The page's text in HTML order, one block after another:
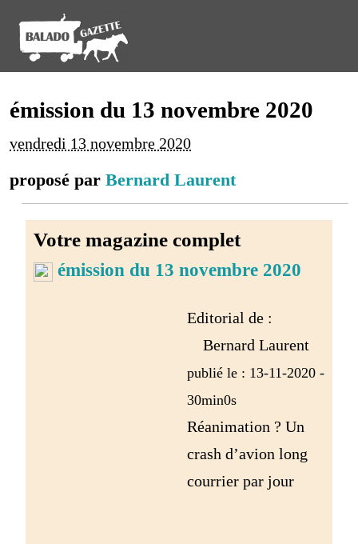
émission du 13 novembre 2020
vendredi 13 novembre 2020
proposé par Bernard Laurent
Votre magazine complet
émission du 13 novembre 2020
Editorial de :
Bernard Laurent
publié le : 13-11-2020 -
30min0s
Réanimation ? Un
crash d’avion long
courrier par jour